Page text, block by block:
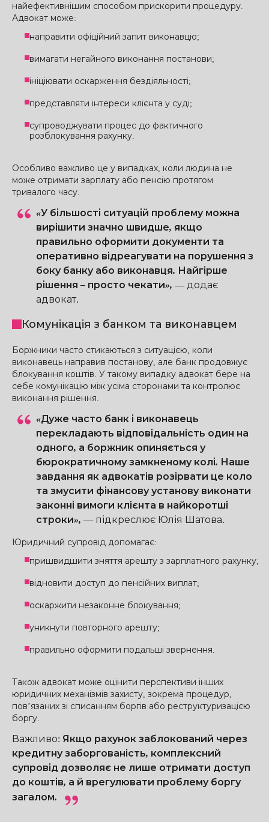
найефективнішим способом прискорити процедуру.
Адвокат може:
направити офіційний запит виконавцю;
вимагати негайного виконання постанови;
ініціювати оскарження бездіяльності;
представляти інтереси клієнта у суді;
супроводжувати процес до фактичного
розблокування рахунку.
Особливо важливо це у випадках, коли людина не
може отримати зарплату або пенсію протягом
тривалого часу.
«У більшості ситуацій проблему можна
вирішити значно швидше, якщо
правильно оформити документи та
оперативно відреагувати на порушення з
боку банку або виконавця. Найгірше
рішення – просто чекати», — додає
адвокат.
Комунікація з банком та виконавцем
Боржники часто стикаються з ситуацією, коли
виконавець направив постанову, але банк продовжує
блокування коштів. У такому випадку адвокат бере на
себе комунікацію між усіма сторонами та контролює
виконання рішення.
«Дуже часто банк і виконавець
перекладають відповідальність один на
одного, а боржник опиняється у
бюрократичному замкненому колі. Наше
завдання як адвокатів розірвати це коло
та змусити фінансову установу виконати
законні вимоги клієнта в найкоротші
строки», — підкреслює Юлія Шатова.
Юридичний супровід допомагає:
пришвидшити зняття арешту з зарплатного рахунку;
відновити доступ до пенсійних виплат;
оскаржити незаконне блокування;
уникнути повторного арешту;
правильно оформити подальші звернення.
Також адвокат може оцінити перспективи інших
юридичних механізмів захисту, зокрема процедур,
пов’язаних зі списанням боргів або реструктуризацією
боргу.
Важливо: Якщо рахунок заблокований через
кредитну заборгованість, комплексний
супровід дозволяє не лише отримати доступ
до коштів, а й врегулювати проблему боргу
загалом.